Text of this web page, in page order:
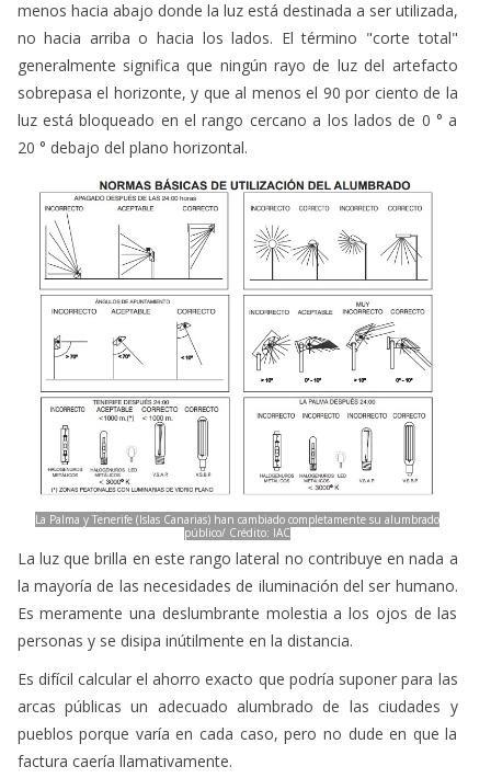
menos hacia abajo donde la luz está destinada a ser utilizada,
generalmente significa que ningún rayo de luz del artefacto
sobrepasa el horizonte, y que al menos el 90 por ciento de la
luz está bloqueado en el rango cercano a los lados de 0 ° a
20 ° debajo del plano horizontal.
La Palma y Tenerife (Islas Canarias) han cambiado completamente su alumbrado
La luz que brilla en este rango lateral no contribuye en nada a
la mayoría de las necesidades de iluminación del ser humano.
Es meramente una deslumbrante molestia a los ojos de las
personas y se disipa inútilmente en la distancia.
Es difícil calcular el ahorro exacto que podría suponer para las
arcas públicas un adecuado alumbrado de las ciudades y
pueblos porque varía en cada caso, pero no dude en que la